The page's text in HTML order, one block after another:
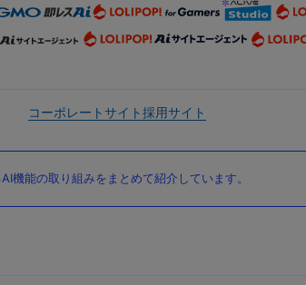
コーポレートサイト採用サイト
機能の取り組みをまとめて紹介しています。